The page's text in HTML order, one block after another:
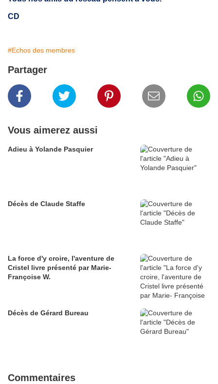
CD
#Echos des membres
Partager
Vous aimerez aussi
Adieu à Yolande Pasquier
Décès de Claude Staffe
La force d'y croire, l'aventure de
Cristel livre présenté par Marie-
Françoise W.
Décès de Gérard Bureau
Commentaires